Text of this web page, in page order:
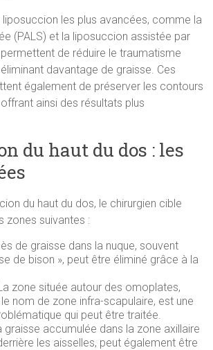
liposuccion les plus avancées, comme la
(PALS) et la liposuccion assistée par
de réduire le traumatisme
davantage de graisse. Ces
également de préserver les contours
ainsi des résultats plus
du haut du dos : les
du haut du dos, le chirurgien cible
zones suivantes :
de graisse dans la nuque, souvent
de bison », peut être éliminé grâce à la
zone située autour des omoplates,
nom de zone infra-scapulaire, est une
qui peut être traitée.
graisse accumulée dans la zone axillaire
les aisselles, peut également être